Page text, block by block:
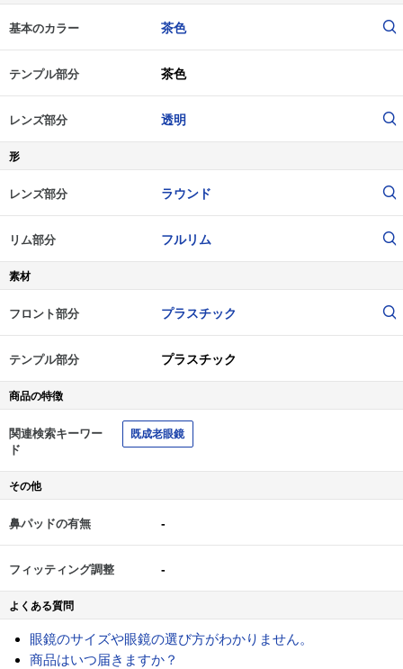
基本のカラー 茶色
テンプル部分 茶色
レンズ部分 透明
形
レンズ部分 ラウンド
リム部分 フルリム
素材
フロント部分 プラスチック
テンプル部分 プラスチック
商品の特徴
関連検索キーワー
ド
既成老眼鏡
その他
鼻パッドの有無 -
フィッティング調整 -
よくある質問
眼鏡のサイズや眼鏡の選び方がわかりません。
商品はいつ届きますか？